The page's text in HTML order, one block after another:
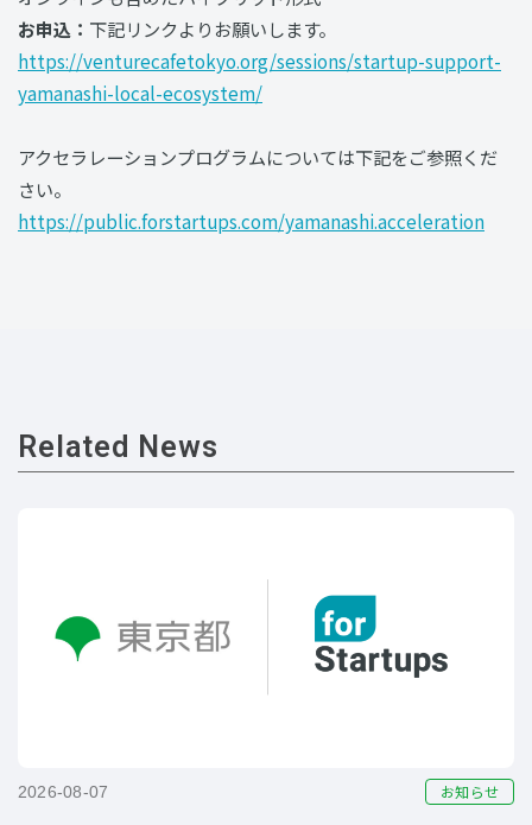
お申込： 下記リンクよりお願いします。
https://venturecafetokyo.org/sessions/startup-support-
yamanashi-local-ecosystem/
アクセラレーションプログラムについては下記をご参照くだ
さい。
https://public.forstartups.com/yamanashi.acceleration
Related News
2026-08-07 お知らせ